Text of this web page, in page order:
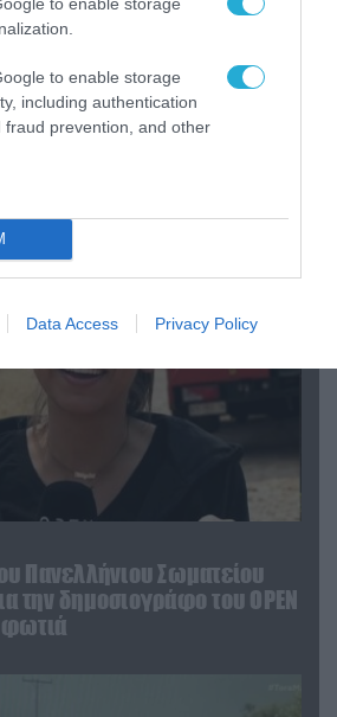
to enable storage
including authentication
fraud prevention, and other
Data Access Privacy Policy
Πανελλήνιου Σωματείου
την δημοσιογράφο του OPEN